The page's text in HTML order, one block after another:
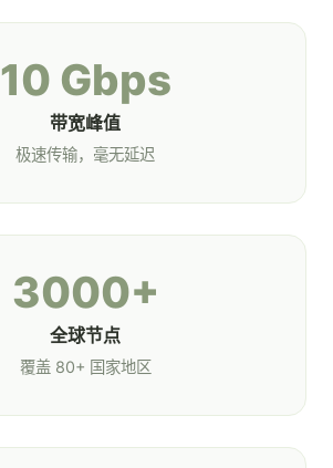
10 Gbps
带宽峰值
极速传输，毫无延迟
3000+
全球节点
覆盖 80+ 国家地区